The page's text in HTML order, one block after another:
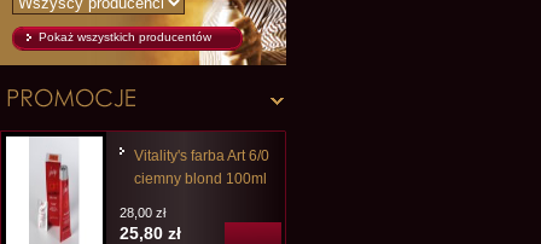
Pokaż wszystkich producentów
Vitality's farba Art 6/0
ciemny blond 100ml
28,00 zł
25,80 zł